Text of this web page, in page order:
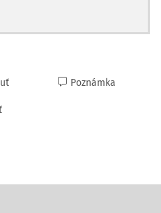
Poznámka